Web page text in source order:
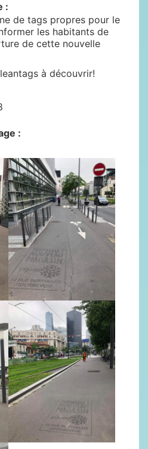
:
de tags propres pour le
les habitants de
de cette nouvelle
à découvrir!
: